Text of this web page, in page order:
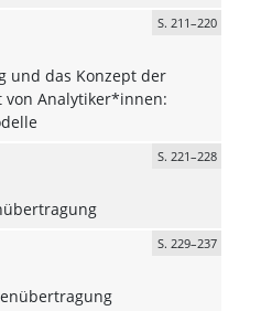
S. 211–220
und das Konzept der
Analytiker*innen:
S. 221–228
S. 229–237